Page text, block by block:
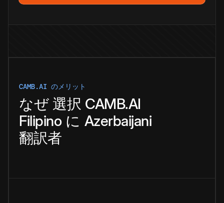
CAMB.AI のメリット
なぜ 選択 CAMB.AI
Filipino に Azerbaijani
翻訳者